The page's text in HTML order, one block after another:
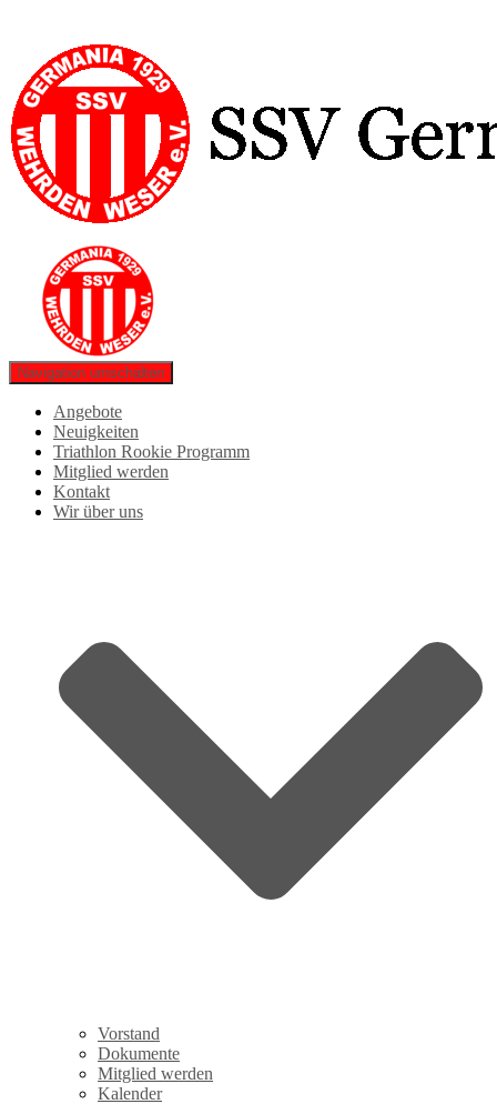
Navigation umschalten
Angebote
Neuigkeiten
Triathlon Rookie Programm
Mitglied werden
Kontakt
Wir über uns
Vorstand
Dokumente
Mitglied werden
Kalender